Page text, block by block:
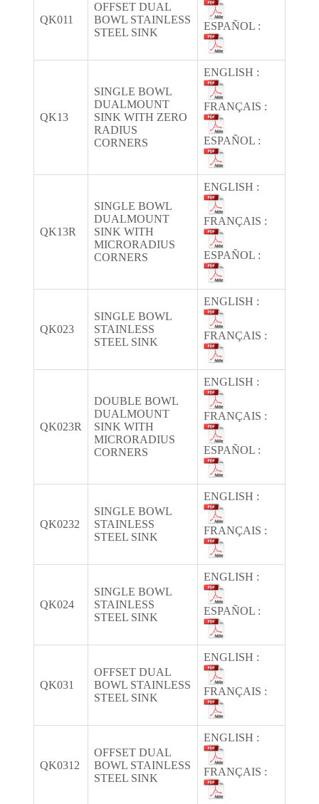
QK011
OFFSET DUAL
BOWL STAINLESS
STEEL SINK
ESPAÑOL :
QK13
SINGLE BOWL
DUALMOUNT
SINK WITH ZERO
RADIUS
CORNERS
ENGLISH :
FRANÇAIS :
ESPAÑOL :
QK13R
SINGLE BOWL
DUALMOUNT
SINK WITH
MICRORADIUS
CORNERS
ENGLISH :
FRANÇAIS :
ESPAÑOL :
QK023
SINGLE BOWL
STAINLESS
STEEL SINK
ENGLISH :
FRANÇAIS :
QK023R
DOUBLE BOWL
DUALMOUNT
SINK WITH
MICRORADIUS
CORNERS
ENGLISH :
FRANÇAIS :
ESPAÑOL :
QK0232
SINGLE BOWL
STAINLESS
STEEL SINK
ENGLISH :
FRANÇAIS :
QK024
SINGLE BOWL
STAINLESS
STEEL SINK
ENGLISH :
ESPAÑOL :
QK031
OFFSET DUAL
BOWL STAINLESS
STEEL SINK
ENGLISH :
FRANÇAIS :
QK0312
OFFSET DUAL
BOWL STAINLESS
STEEL SINK
ENGLISH :
FRANÇAIS :